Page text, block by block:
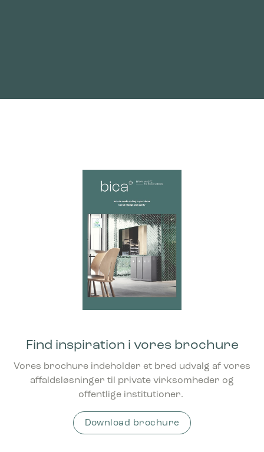
Find inspiration i vores brochure
Vores brochure indeholder et bred udvalg af vores
affaldsløsninger til private virksomheder og
offentlige institutioner.
Download brochure